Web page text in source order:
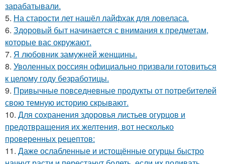
зарабатывали.
5. На старости лет нашёл лайфхак для ловеласа.
6. Здоровый быт начинается с внимания к предметам,
которые вас окружают.
7. Я любовник замужней женщины.
8. Уволенных россиян официально призвали готовиться
к целому году безработицы.
9. Привычные повседневные продукты от потребителей
свою темную историю скрывают.
10. Для сохранения здоровья листьев огурцов и
предотвращения их желтения, вот несколько
проверенных рецептов:
11. Даже ослабленные и истощённые огурцы быстро